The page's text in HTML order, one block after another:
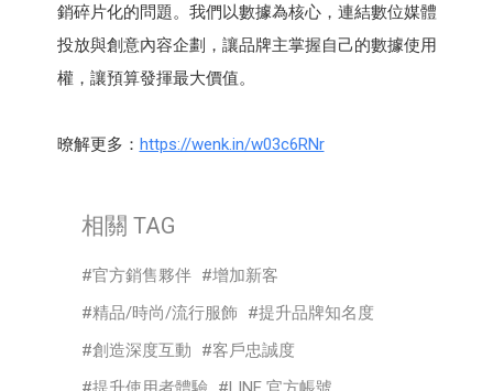
銷碎片化的問題。我們以數據為核心，連結數位媒體
投放與創意內容企劃，讓品牌主掌握自己的數據使用
權，讓預算發揮最大價值。
暸解更多： https://wenk.in/w03c6RNr
相關 TAG
官方銷售夥伴
增加新客
精品/時尚/流行服飾
提升品牌知名度
創造深度互動
客戶忠誠度